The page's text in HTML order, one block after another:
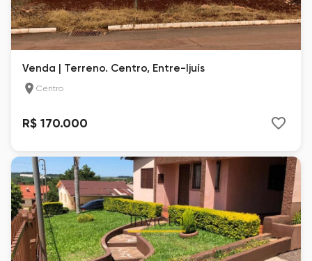
Venda | Terreno. Centro, Entre-Ijuís
Centro
R$ 170.000